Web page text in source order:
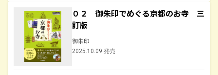
０２ 御朱印でめぐる京都のお寺 三
訂版
御朱印
2025.10.09 発売